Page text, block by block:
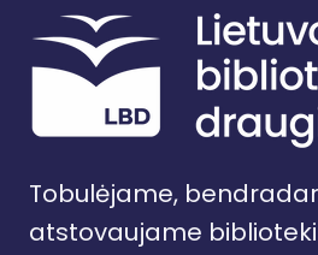
Tobulėjame,
atstovaujame